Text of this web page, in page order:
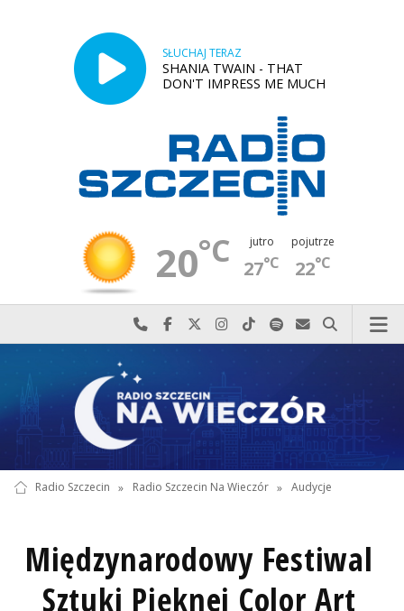
SŁUCHAJ TERAZ
SHANIA TWAIN - THAT
DON'T IMPRESS ME MUCH
20°C jutro
27°C
pojutrze
22°C
Najlepiej po prostu do nas zadzwoń
Odwiedź nas na Facebook-u
Odwiedź nas na X
Odwiedź nas na Instagram-ie
Odwiedź nas na TikTok-u
Szukaj nas na Spotify
Wyślij do nas
Szukaj
Radio Szczecin » Radio Szczecin Na Wieczór » Audycje
Międzynarodowy Festiwal
Sztuki Pięknej Color Art